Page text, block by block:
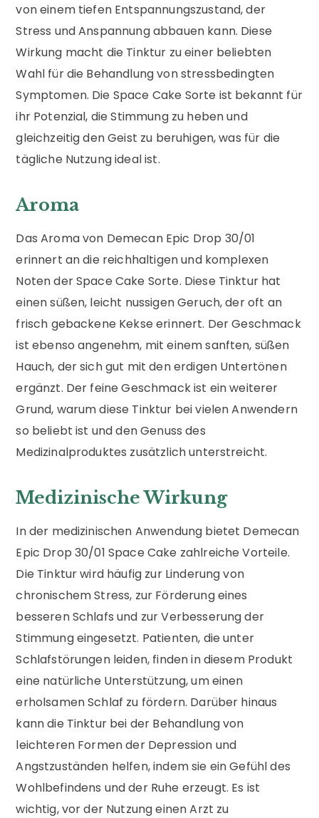
von einem tiefen Entspannungszustand, der
Stress und Anspannung abbauen kann. Diese
Wirkung macht die Tinktur zu einer beliebten
Wahl für die Behandlung von stressbedingten
Symptomen. Die Space Cake Sorte ist bekannt für
ihr Potenzial, die Stimmung zu heben und
gleichzeitig den Geist zu beruhigen, was für die
tägliche Nutzung ideal ist.
Aroma
Das Aroma von Demecan Epic Drop 30/01
erinnert an die reichhaltigen und komplexen
Noten der Space Cake Sorte. Diese Tinktur hat
einen süßen, leicht nussigen Geruch, der oft an
frisch gebackene Kekse erinnert. Der Geschmack
ist ebenso angenehm, mit einem sanften, süßen
Hauch, der sich gut mit den erdigen Untertönen
ergänzt. Der feine Geschmack ist ein weiterer
Grund, warum diese Tinktur bei vielen Anwendern
so beliebt ist und den Genuss des
Medizinalproduktes zusätzlich unterstreicht.
Medizinische Wirkung
In der medizinischen Anwendung bietet Demecan
Epic Drop 30/01 Space Cake zahlreiche Vorteile.
Die Tinktur wird häufig zur Linderung von
chronischem Stress, zur Förderung eines
besseren Schlafs und zur Verbesserung der
Stimmung eingesetzt. Patienten, die unter
Schlafstörungen leiden, finden in diesem Produkt
eine natürliche Unterstützung, um einen
erholsamen Schlaf zu fördern. Darüber hinaus
kann die Tinktur bei der Behandlung von
leichteren Formen der Depression und
Angstzuständen helfen, indem sie ein Gefühl des
Wohlbefindens und der Ruhe erzeugt. Es ist
wichtig, vor der Nutzung einen Arzt zu